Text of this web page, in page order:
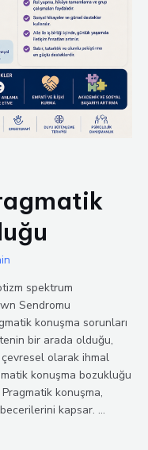
spektrum
Sendromu
konuşma sorunları
bir arada olduğu,
olarak ihmal
konuşma bozukluğu
konuşma,
kapsar. …